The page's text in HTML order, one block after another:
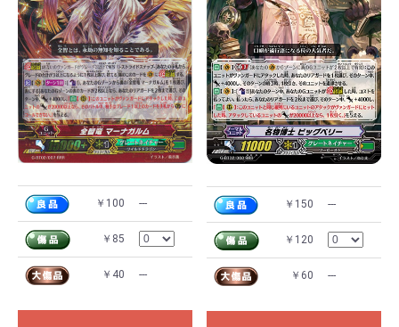
￥100 ---
￥85
￥40 ---
￥150 ---
￥120
￥60 ---